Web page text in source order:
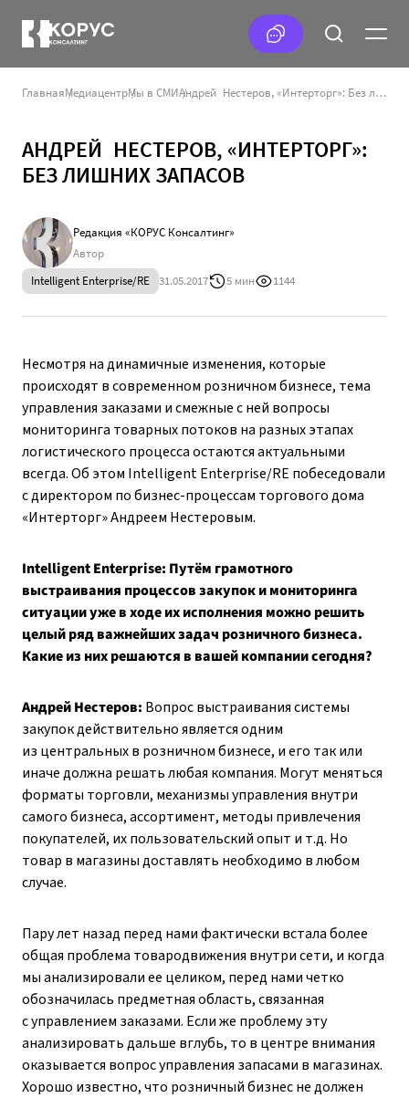
ГлавнаяМедиацентрМы в СМИ Андрей Нестеров, «Интерторг»: Без лишних запасов
АНДРЕЙ НЕСТЕРОВ, «ИНТЕРТОРГ»:
БЕЗ ЛИШНИХ ЗАПАСОВ
Intelligent Enterprise/RE 31.05.2017 5 мин 1144
Редакция «КОРУС Консалтинг»
Автор
Несмотря на динамичные изменения, которые
происходят в современном розничном бизнесе, тема
управления заказами и смежные с ней вопросы
мониторинга товарных потоков на разных этапах
логистического процесса остаются актуальными
всегда. Об этом Intelligent Enterprise/RE побеседовали
с директором по бизнес-процессам торгового дома
«Интерторг» Андреем Нестеровым.
Intelligent Enterprise: Путём грамотного
выстраивания процессов закупок и мониторинга
ситуации уже в ходе их исполнения можно решить
целый ряд важнейших задач розничного бизнеса.
Какие из них решаются в вашей компании се­годня?
Андрей Нестеров: Вопрос выстраивания системы
закупок действительно является одним
из центральных в розничном бизнесе, и его так или
иначе должна решать любая компания. Могут меняться
форматы торговли, механизмы управления внутри
самого бизнеса, ассортимент, методы привлечения
покупателей, их пользовательский опыт и т. д. Но
товар в магазины доставлять необходимо в любом
случае.
Пару лет назад перед нами фактически встала более
общая проблема товародвижения внутри сети, и когда
мы анализировали ее целиком, перед нами четко
обозначилась предметная область, связанная
с управлением заказами. Если же проблему эту
анализировать дальше вглубь, то в центре внимания
оказывается вопрос управления запасами в магазинах.
Хорошо известно, что розничный бизнес не должен